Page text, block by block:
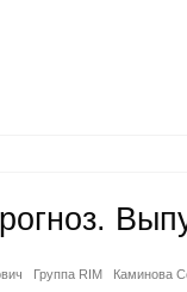
Группа RIM Каминова